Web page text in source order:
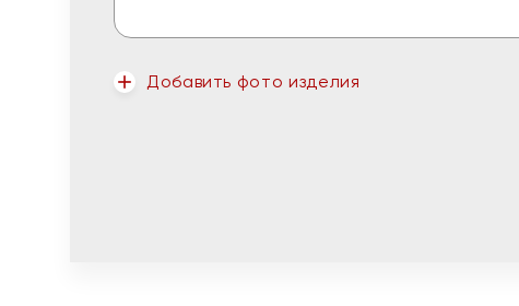
Добавить фото изделия